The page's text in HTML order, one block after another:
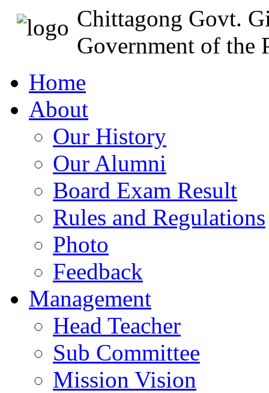
Chittagong Govt.
Government of the
Home
About
Our History
Our Alumni
Board Exam Result
Rules and Regulations
Photo
Feedback
Management
Head Teacher
Sub Committee
Mission Vision